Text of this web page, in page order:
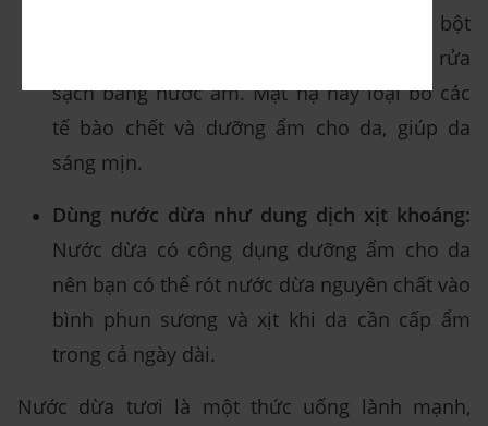
nước dừa, 1/2 thìa mật ong, 1/2 thìa bột
nghệ. Đắp hỗn hợp này trong 10 phút và rửa
sạch bằng nước ấm. Mặt nạ này loại bỏ các
tế bào chết và dưỡng ẩm cho da, giúp da
sáng mịn.
Dùng nước dừa như dung dịch xịt khoáng:
Nước dừa có công dụng dưỡng ẩm cho da
nên bạn có thể rót nước dừa nguyên chất vào
bình phun sương và xịt khi da cần cấp ẩm
trong cả ngày dài.
Nước dừa tươi là một thức uống lành mạnh,